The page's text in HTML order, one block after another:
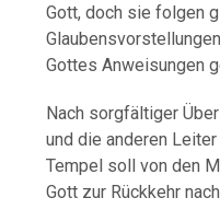
Gott, doch sie folgen
Gottes Anweisungen
Nach sorgfältiger
und die anderen
Tempel soll von den
Gott zur Rückkehr